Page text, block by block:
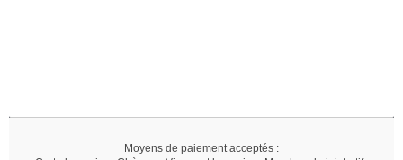
Moyens de paiement acceptés :